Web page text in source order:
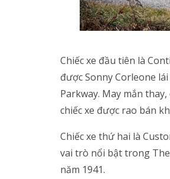
Chiếc xe đầu tiên là
được Sonny Corleone
Parkway. May mắn
chiếc xe được rao bán
Chiếc xe thứ hai là
vai trò nổi bật trong
năm 1941.